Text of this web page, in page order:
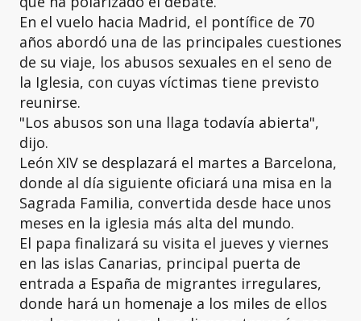
En el vuelo hacia Madrid, el pontífice de 70
años abordó una de las principales cuestiones
de su viaje, los abusos sexuales en el seno de
la Iglesia, con cuyas víctimas tiene previsto
reunirse.
"Los abusos son una llaga todavía abierta",
dijo.
León XIV se desplazará el martes a Barcelona,
donde al día siguiente oficiará una misa en la
Sagrada Familia, convertida desde hace unos
meses en la iglesia más alta del mundo.
El papa finalizará su visita el jueves y viernes
en las islas Canarias, principal puerta de
entrada a España de migrantes irregulares,
donde hará un homenaje a los miles de ellos